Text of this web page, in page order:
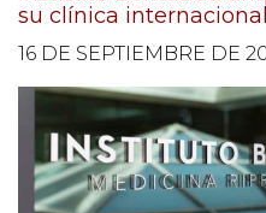
su clínica
16 DE SEPTIEMBRE DE